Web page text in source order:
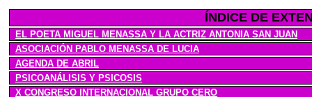
ÍNDICE DE
EL POETA MIGUEL MENASSA Y LA ACTRIZ ANTONIA SAN JUAN
ASOCIACIÓN PABLO MENASSA DE LUCIA
AGENDA DE ABRIL
PSICOANÁLISIS Y PSICOSIS
X CONGRESO INTERNACIONAL GRUPO CERO